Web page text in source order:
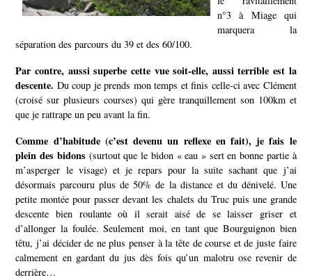
n°3 à Miage qui
marquera la
séparation des parcours du 39 et des 60/100.
Par contre, aussi superbe cette vue soit-elle, aussi terrible est la
descente. Du coup je prends mon temps et finis celle-ci avec Clément
(croisé sur plusieurs courses) qui gère tranquillement son 100km et
que je rattrape un peu avant la fin.
Comme d’habitude (c’est devenu un reflexe en fait), je fais le
plein des bidons (surtout que le bidon « eau » sert en bonne partie à
m’asperger le visage) et je repars pour la suite sachant que j’ai
désormais parcouru plus de 50% de la distance et du dénivelé. Une
petite montée pour passer devant les chalets du Truc puis une grande
descente bien roulante où il serait aisé de se laisser griser et
d’allonger la foulée. Seulement moi, en tant que Bourguignon bien
têtu, j’ai décider de ne plus penser à la tête de course et de juste faire
calmement en gardant du jus dès fois qu’un malotru ose revenir de
derrière…